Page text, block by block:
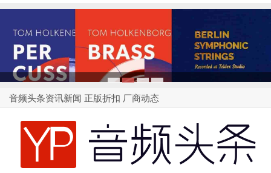
1 2 3 4
音频头条资讯新闻 正版折扣 厂商动态